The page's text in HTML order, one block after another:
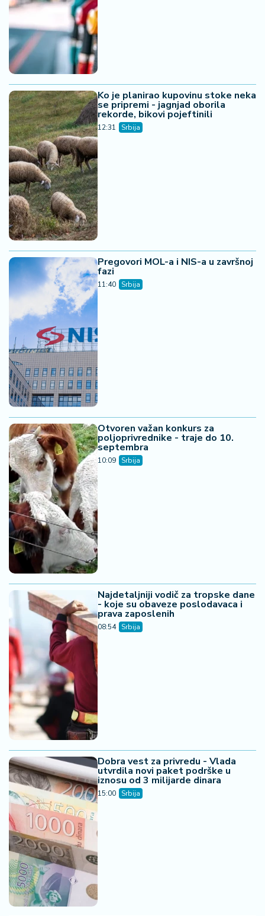
Ko je planirao kupovinu stoke neka
se pripremi - jagnjad oborila
rekorde, bikovi pojeftinili
12:31 Srbija
Pregovori MOL-a i NIS-a u završnoj
fazi
11:40 Srbija
Otvoren važan konkurs za
poljoprivrednike - traje do 10.
septembra
10:09 Srbija
Najdetaljniji vodič za tropske dane
- koje su obaveze poslodavaca i
prava zaposlenih
08:54 Srbija
Dobra vest za privredu - Vlada
utvrdila novi paket podrške u
iznosu od 3 milijarde dinara
15:00 Srbija